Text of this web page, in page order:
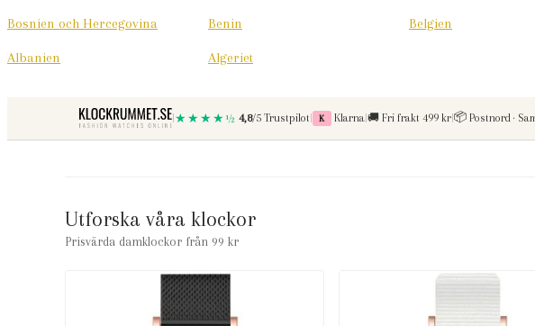
Bosnien och Hercegovina Benin Belgien
Albanien Algeriet
★★★★½ 4,8/5 Trustpilot K Betala med
Klarna| 🚚 Fri frakt vid kop over
Fri frakt 499 kr| 📦 Postnord ·
Utforska våra klockor
Prisvärda damklockor från 99 kr